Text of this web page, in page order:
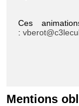
Ces
:
Mentions